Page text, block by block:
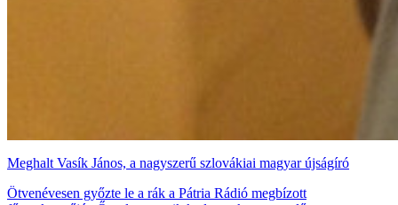
Meghalt Vasík János, a nagyszerű szlovákiai magyar újságíró
Ötvenévesen győzte le a rák a Pátria Rádió megbízott